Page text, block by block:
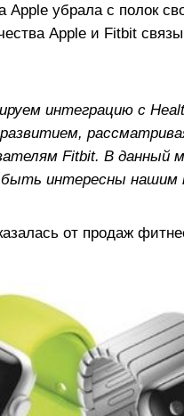
Apple убрала с полок
Apple и Fitbit
интеграцию с
Fitbit. В
интересны нашим
от продаж